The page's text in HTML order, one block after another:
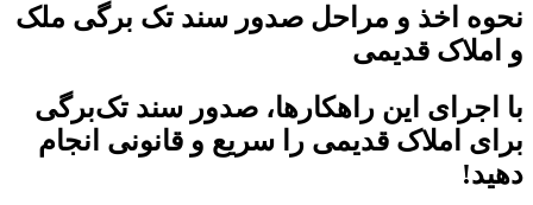
نحوه اخذ و مراحل صدور سند تک برگی ملک
و املاک قدیمی
با اجرای این راهکارها، صدور سند تک‌برگی
برای املاک قدیمی را سریع و قانونی انجام
دهید!